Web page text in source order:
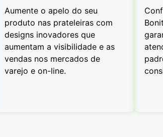
Aumente o apelo do seu
produto nas prateleiras com
designs inovadores que
aumentam a visibilidade e as
vendas nos mercados de
varejo e on-line.